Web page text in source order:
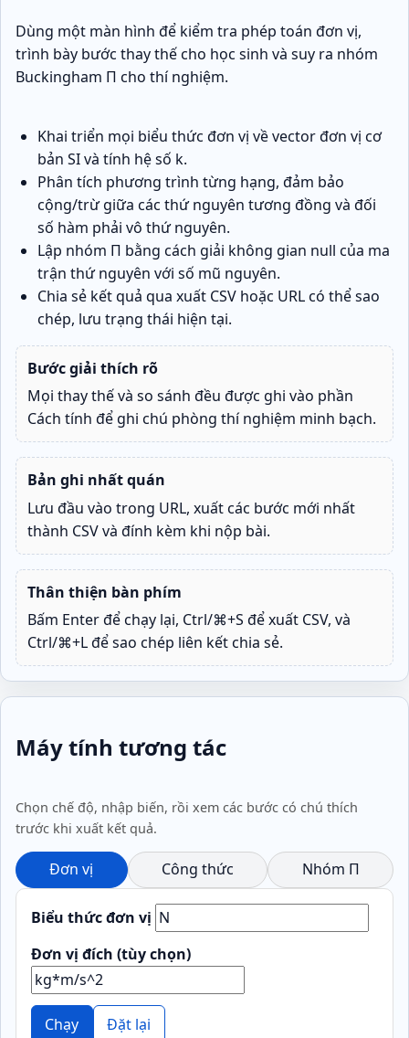
Dùng một màn hình để kiểm tra phép toán đơn vị,
trình bày bước thay thế cho học sinh và suy ra nhóm
Buckingham Π cho thí nghiệm.
Khai triển mọi biểu thức đơn vị về vector đơn vị cơ
bản SI và tính hệ số k.
Phân tích phương trình từng hạng, đảm bảo
cộng/trừ giữa các thứ nguyên tương đồng và đối
số hàm phải vô thứ nguyên.
Lập nhóm Π bằng cách giải không gian null của ma
trận thứ nguyên với số mũ nguyên.
Chia sẻ kết quả qua xuất CSV hoặc URL có thể sao
chép, lưu trạng thái hiện tại.
Bước giải thích rõ
Mọi thay thế và so sánh đều được ghi vào phần
Cách tính để ghi chú phòng thí nghiệm minh bạch.
Bản ghi nhất quán
Lưu đầu vào trong URL, xuất các bước mới nhất
thành CSV và đính kèm khi nộp bài.
Thân thiện bàn phím
Bấm Enter để chạy lại, Ctrl/⌘+S để xuất CSV, và
Ctrl/⌘+L để sao chép liên kết chia sẻ.
Máy tính tương tác
Chọn chế độ, nhập biến, rồi xem các bước có chú thích
trước khi xuất kết quả.
Đơn vị Công thức Nhóm Π
Biểu thức đơn vị
Đơn vị đích (tùy chọn)
Chạy Đặt lại